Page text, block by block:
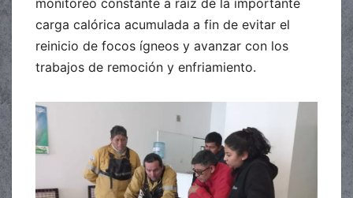
carga calórica acumulada a fin de evitar el
reinicio de focos ígneos y avanzar con los
trabajos de remoción y enfriamiento.